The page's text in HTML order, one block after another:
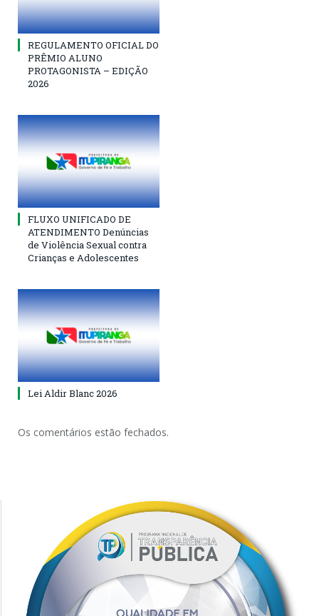
REGULAMENTO OFICIAL DO
PRÊMIO ALUNO
PROTAGONISTA – EDIÇÃO
2026
FLUXO UNIFICADO DE
ATENDIMENTO Denúncias
de Violência Sexual contra
Crianças e Adolescentes
Lei Aldir Blanc 2026
Os comentários estão fechados.